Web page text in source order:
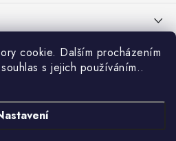
cookie. Dalším procházením
s jejich používáním..
Vytvořil Shoptet